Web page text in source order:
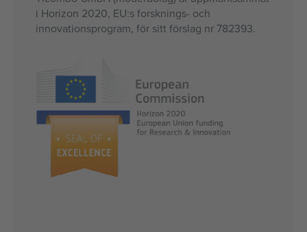
i Horizon 2020, EU:s forsknings- och
innovationsprogram, för sitt förslag nr 782393.